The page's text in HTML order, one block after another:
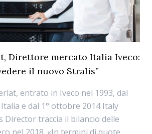
Direttore mercato Italia Iveco:
il nuovo Stralis”
entrato in Iveco nel 1993, dal
e dal 1° ottobre 2014 Italy
Director traccia il bilancio delle